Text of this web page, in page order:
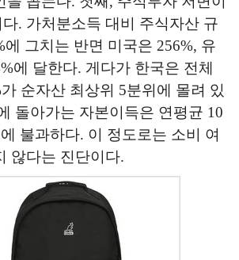
. 가처분소득 대비 주식자산 규
에 그치는 반면 미국은 256%, 유
에 달한다. 게다가 한국은 전체
순자산 최상위 5분위에 몰려 있
돌아가는 자본이득은 연평균 10
불과하다. 이 정도로는 소비 여
않다는 진단이다.